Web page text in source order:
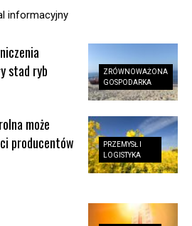
informacyjny
ZRÓWNOWAŻONA
GOSPODARKA
stad ryb
PRZEMYSŁ I
LOGISTYKA
może
producentów